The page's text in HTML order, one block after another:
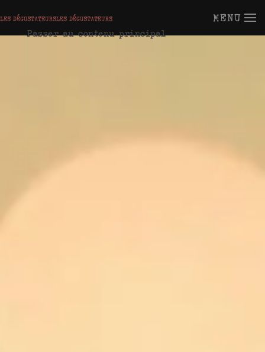
Passer au contenu principal
MENU